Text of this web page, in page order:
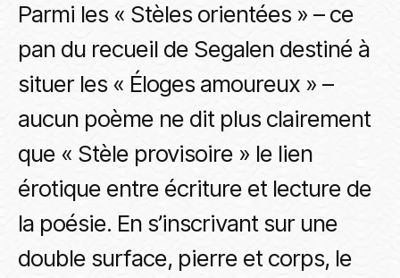
Parmi les « Stèles orientées » – ce
pan du recueil de Segalen destiné à
situer les « Éloges amoureux » –
aucun poème ne dit plus clairement
que « Stèle provisoire » le lien
érotique entre écriture et lecture de
la poésie. En s’inscrivant sur une
double surface, pierre et corps, le